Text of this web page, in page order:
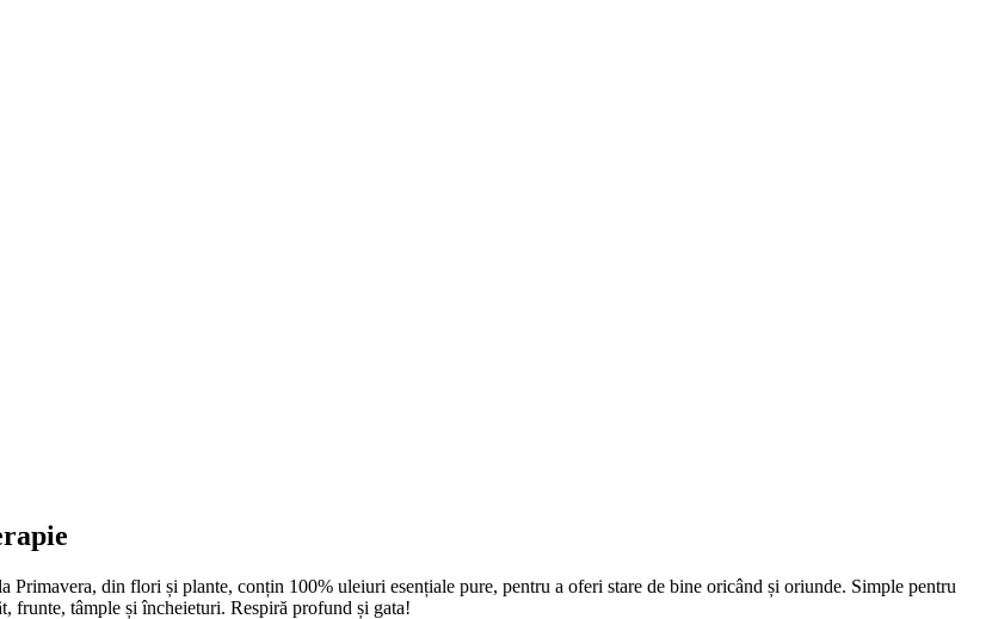
Primavera, din flori și plante, conțin 100% uleiuri esențiale pure, pentru a oferi stare de bine oricând și oriunde. Simple pentru
frunte, tâmple și încheieturi. Respiră profund și gata!